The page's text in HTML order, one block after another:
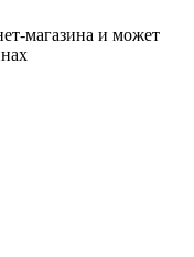
магазина и может